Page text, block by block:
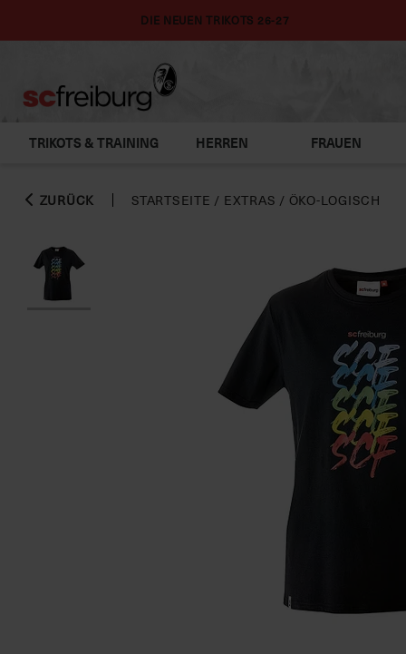
DIE NEUEN TRIKOTS 26-27
TRIKOTS & TRAINING HERREN FRAUEN
ZURÜCK STARTSEITE / EXTRAS / ÖKO-LOGISCH